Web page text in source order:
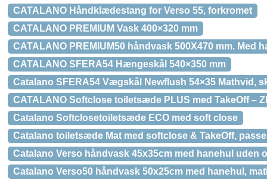
CATALANO Håndklædestang for Verso 55, forkromet
CATALANO PREMIUM Vask 400×320 mm
CATALANO PREMIUM50 håndvask 500X470 mm. Med
CATALANO SFERA54 Hængeskål 540×350 mm
Catalano SFERA54 Vægskål Newflush 54×35 Mathvid,
CATALANO Softclose toiletsæde PLUS med TakeOff –
Catalano Softclosetoiletsæde ECO med soft close
Catalano toiletsæde Mat med softclose & TakeOff,
Catalano Verso håndvask 45x35cm med hanehul uden
Catalano Verso50 håndvask 50x25cm med hanehul,